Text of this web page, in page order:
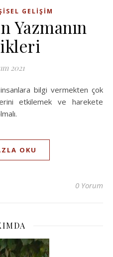
GELIŞIM
Yazmanın
2021
etkilemek ve harekete
OKU
0 Yorum